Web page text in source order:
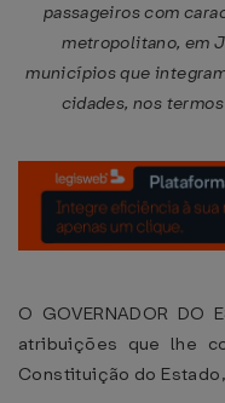
passageiros com
metropolitano, em
municípios que
cidades, nos
O GOVERNADOR DO
atribuições que lhe
Constituição do Estado,